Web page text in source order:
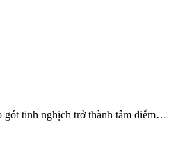
gót tinh nghịch trở thành tâm điểm…